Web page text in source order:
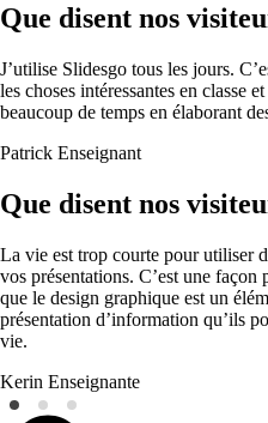
Que disent nos
J’utilise Slidesgo tous les jours.
les choses intéressantes en classe
beaucoup de temps en élaborant
Patrick Enseignant
Que disent nos
La vie est trop courte pour utiliser
vos présentations. C’est une
que le design graphique est un
présentation d’information qu’ils
vie.
Kerin Enseignante